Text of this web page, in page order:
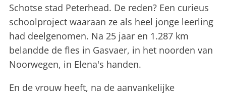
Schotse stad Peterhead. De reden? Een curieus
schoolproject waaraan ze als heel jonge leerling
had deelgenomen. Na 25 jaar en 1.287 km
belandde de fles in Gasvaer, in het noorden van
Noorwegen, in Elena's handen.
En de vrouw heeft, na de aanvankelijke